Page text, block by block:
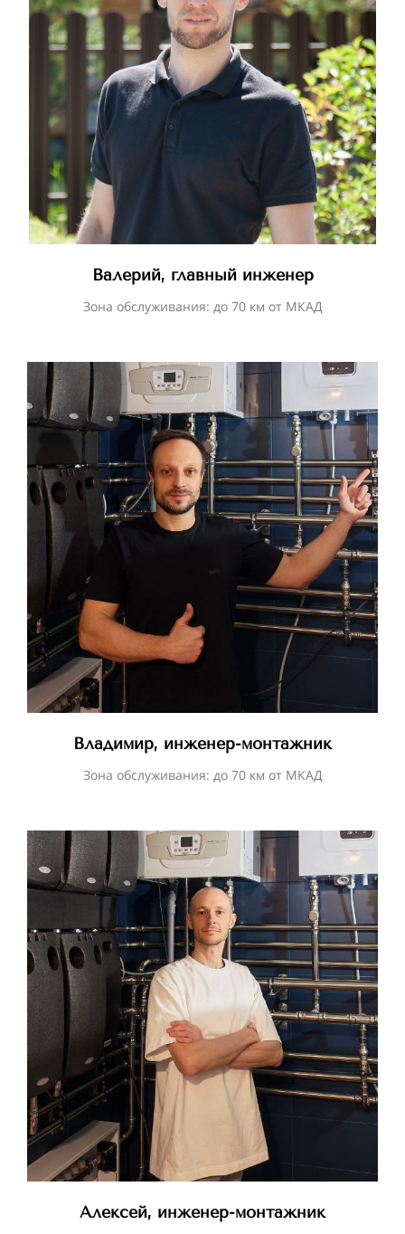
Валерий, главный инженер
Зона обслуживания: до 70 км от МКАД
Владимир, инженер-монтажник
Зона обслуживания: до 70 км от МКАД
Алексей, инженер-монтажник